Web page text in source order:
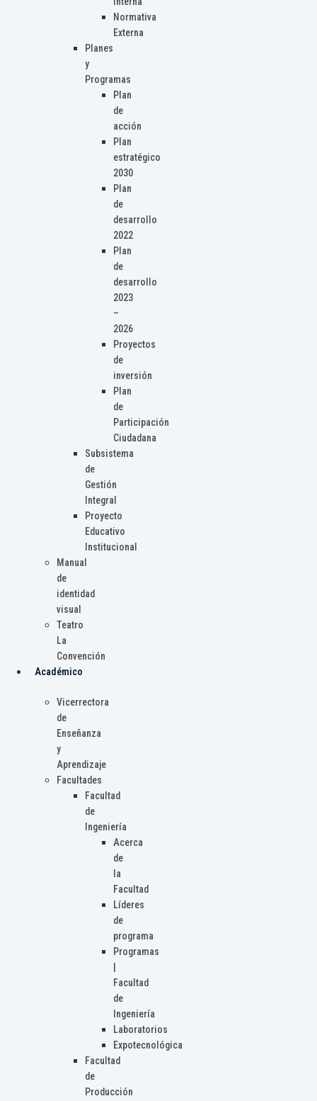
Normativa
Externa
Planes
y
Programas
Plan
de
acción
Plan
estratégico
2030
Plan
de
desarrollo
2022
Plan
de
desarrollo
2023
–
2026
Proyectos
de
inversión
Plan
de
Participación
Ciudadana
Subsistema
de
Gestión
Integral
Proyecto
Educativo
Institucional
Manual
de
identidad
visual
Teatro
La
Convención
Académico
Vicerrectora
de
Enseñanza
y
Aprendizaje
Facultades
Facultad
de
Ingeniería
Acerca
de
la
Facultad
Líderes
de
programa
Programas
Facultad
de
Ingeniería
Laboratorios
Expotecnológica
Facultad
de
Producción